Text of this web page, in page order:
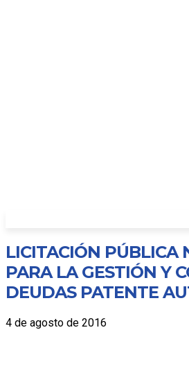
LICITACIÓN PÚBLICA
PARA LA GESTIÓN Y
DEUDAS PATENTE
4 de agosto de 2016